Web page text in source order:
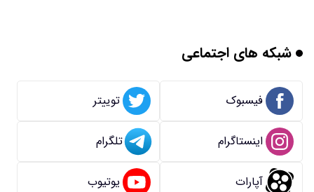
شبکه های اجتماعی
فیسبوک توییتر
اینستاگرام تلگرام
آپارات یوتیوب